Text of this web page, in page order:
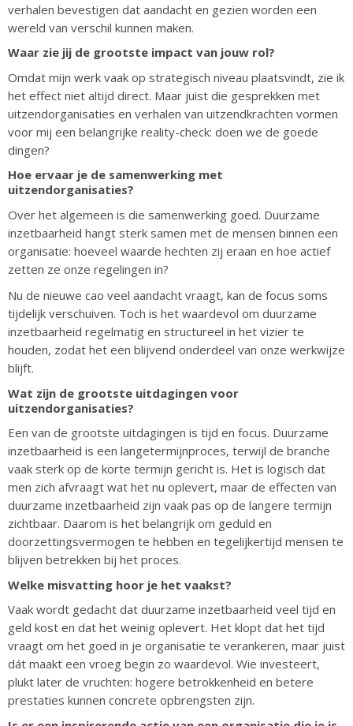
verhalen bevestigen dat aandacht en gezien worden een
wereld van verschil kunnen maken.
Waar zie jij de grootste impact van jouw rol?
Omdat mijn werk vaak op strategisch niveau plaatsvindt, zie ik
het effect niet altijd direct. Maar juist die gesprekken met
uitzendorganisaties en verhalen van uitzendkrachten vormen
voor mij een belangrijke reality-check: doen we de goede
dingen?
Hoe ervaar je de samenwerking met
uitzendorganisaties?
Over het algemeen is die samenwerking goed. Duurzame
inzetbaarheid hangt sterk samen met de mensen binnen een
organisatie: hoeveel waarde hechten zij eraan en hoe actief
zetten ze onze regelingen in?
Nu de nieuwe cao veel aandacht vraagt, kan de focus soms
tijdelijk verschuiven. Toch is het waardevol om duurzame
inzetbaarheid regelmatig en structureel in het vizier te
houden, zodat het een blijvend onderdeel van onze werkwijze
blijft.
Wat zijn de grootste uitdagingen voor
uitzendorganisaties?
Een van de grootste uitdagingen is tijd en focus. Duurzame
inzetbaarheid is een langetermijnproces, terwijl de branche
vaak sterk op de korte termijn gericht is. Het is logisch dat
men zich afvraagt wat het nu oplevert, maar de effecten van
duurzame inzetbaarheid zijn vaak pas op de langere termijn
zichtbaar. Daarom is het belangrijk om geduld en
doorzettingsvermogen te hebben en tegelijkertijd mensen te
blijven betrekken bij het proces.
Welke misvatting hoor je het vaakst?
Vaak wordt gedacht dat duurzame inzetbaarheid veel tijd en
geld kost en dat het weinig oplevert. Het klopt dat het tijd
vraagt om het goed in je organisatie te verankeren, maar juist
dát maakt een vroeg begin zo waardevol. Wie investeert,
plukt later de vruchten: hogere betrokkenheid en betere
prestaties kunnen concrete opbrengsten zijn.